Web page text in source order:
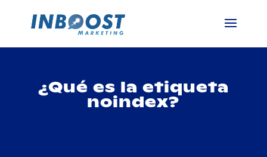
¿Qué es la etiqueta
noindex?